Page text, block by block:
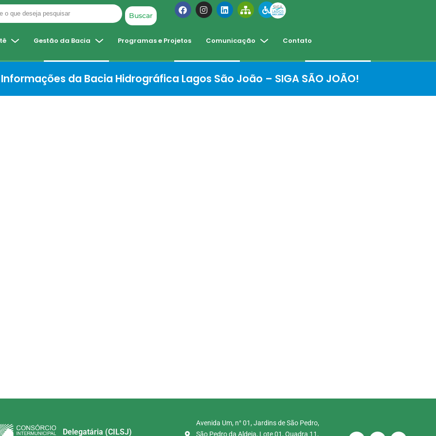
Buscar
Gestão da Bacia Programas e Projetos Comunicação Contato
da Bacia Hidrográfica Lagos São João – SIGA SÃO JOÃO!
Delegatária (CILSJ)
Avenida Um, n° 01, Jardins de São Pedro,
São Pedro da Aldeia, Lote 01, Quadra 11,